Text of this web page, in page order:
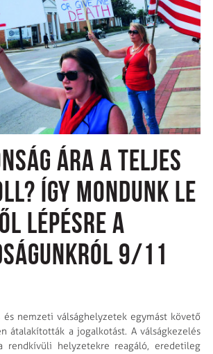
ára a teljes
Így mondunk le
lépésre a
9/11
nemzeti válsághelyzetek egymást követő
átalakították a jogalkotást. A válságkezelés
rendkívüli helyzetekre reagáló, eredetileg